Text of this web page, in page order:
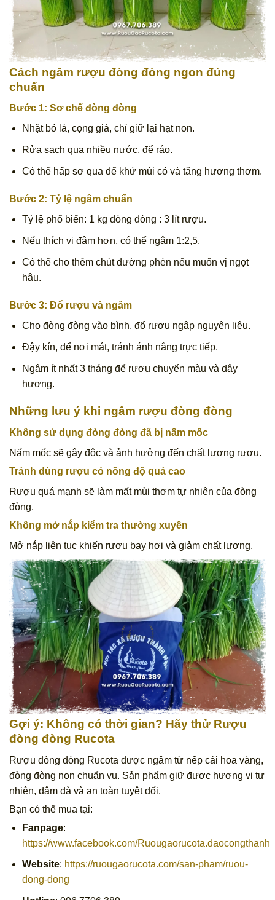
Cách ngâm rượu đòng đòng ngon đúng
chuẩn
Bước 1: Sơ chế đòng đòng
Nhặt bỏ lá, cọng già, chỉ giữ lại hạt non.
Rửa sạch qua nhiều nước, để ráo.
Có thể hấp sơ qua để khử mùi cỏ và tăng hương thơm.
Bước 2: Tỷ lệ ngâm chuẩn
Tỷ lệ phổ biến: 1 kg đòng đòng : 3 lít rượu.
Nếu thích vị đậm hơn, có thể ngâm 1:2,5.
Có thể cho thêm chút đường phèn nếu muốn vị ngọt
hậu.
Bước 3: Đổ rượu và ngâm
Cho đòng đòng vào bình, đổ rượu ngập nguyên liệu.
Đậy kín, để nơi mát, tránh ánh nắng trực tiếp.
Ngâm ít nhất 3 tháng để rượu chuyển màu và dậy
hương.
Những lưu ý khi ngâm rượu đòng đòng
Không sử dụng đòng đòng đã bị nấm mốc
Nấm mốc sẽ gây độc và ảnh hưởng đến chất lượng rượu.
Tránh dùng rượu có nồng độ quá cao
Rượu quá mạnh sẽ làm mất mùi thơm tự nhiên của đòng
đòng.
Không mở nắp kiểm tra thường xuyên
Mở nắp liên tục khiến rượu bay hơi và giảm chất lượng.
Gợi ý: Không có thời gian? Hãy thử Rượu
đòng đòng Rucota
Rượu đòng đòng Rucota được ngâm từ nếp cái hoa vàng,
đòng đòng non chuẩn vụ. Sản phẩm giữ được hương vị tự
nhiên, đậm đà và an toàn tuyệt đối.
Bạn có thể mua tại:
Fanpage:
https://www.facebook.com/Ruougaorucota.daocongthanh
Website: https://ruougaorucota.com/san-pham/ruou-
dong-dong